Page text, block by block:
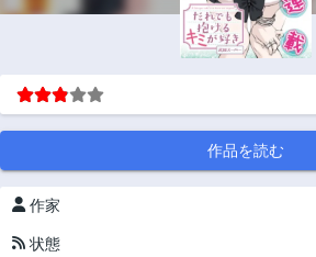
作品を読む
作家
状態